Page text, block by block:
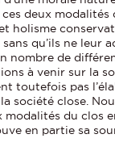
deux modalités
holisme
qu’ils ne leur
nombre de
à venir sur la
toutefois pas
société close.
modalités du clos
en partie sa